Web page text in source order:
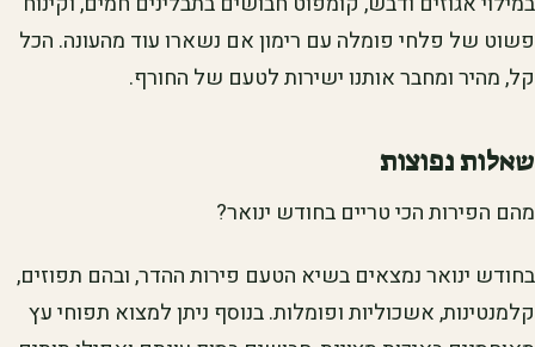
פשוט של פלחי פומלה עם רימון אם נשארו עוד מהעונה. הכל
קל, מהיר ומחבר אותנו ישירות לטעם של החורף.
שאלות נפוצות
מהם הפירות הכי טריים בחודש ינואר?
בחודש ינואר נמצאים בשיא הטעם פירות ההדר, ובהם תפוזים,
קלמנטינות, אשכוליות ופומלות. בנוסף ניתן למצוא תפוחי עץ